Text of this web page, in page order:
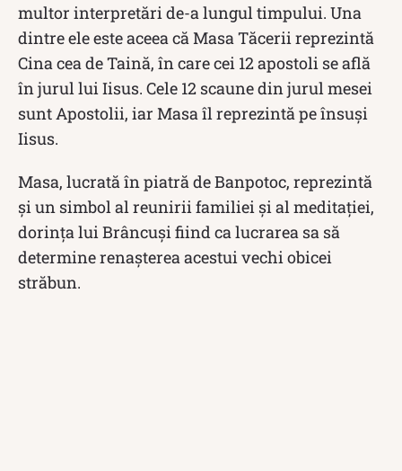
multor interpretări de-a lungul timpului. Una
dintre ele este aceea că Masa Tăcerii reprezintă
Cina cea de Taină, în care cei 12 apostoli se află
în jurul lui Iisus. Cele 12 scaune din jurul mesei
sunt Apostolii, iar Masa îl reprezintă pe însuși
Iisus.
Masa, lucrată în piatră de Banpotoc, reprezintă
și un simbol al reunirii familiei și al meditației,
dorința lui Brâncuși fiind ca lucrarea sa să
determine renașterea acestui vechi obicei
străbun.